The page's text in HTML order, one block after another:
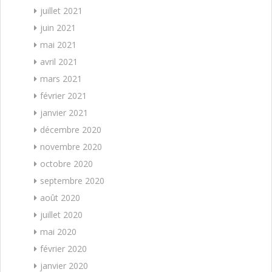
juillet 2021
juin 2021
mai 2021
avril 2021
mars 2021
février 2021
janvier 2021
décembre 2020
novembre 2020
octobre 2020
septembre 2020
août 2020
juillet 2020
mai 2020
février 2020
janvier 2020